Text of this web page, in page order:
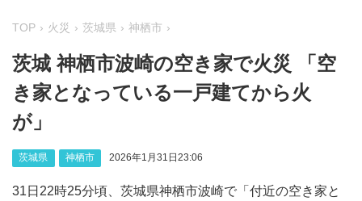
TOP 火災 茨城県 神栖市
茨城 神栖市波崎の空き家で火災 「空
き家となっている一戸建てから火
が」
茨城県 神栖市 2026年1月31日23:06
31日22時25分頃、茨城県神栖市波崎で「付近の空き家と